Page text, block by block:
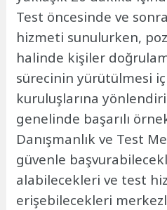
Test öncesinde ve
hizmeti sunulurken,
halinde kişiler
sürecinin yürütülmesi
kuruluşlarına
genelinde başarılı
Danışmanlık ve Test
güvenle
alabilecekleri ve test
erişebilecekleri